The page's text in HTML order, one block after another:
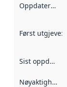
Oppdateringsfrekvens
Først utgjeve:
Sist oppdatert
Nøyaktigheit